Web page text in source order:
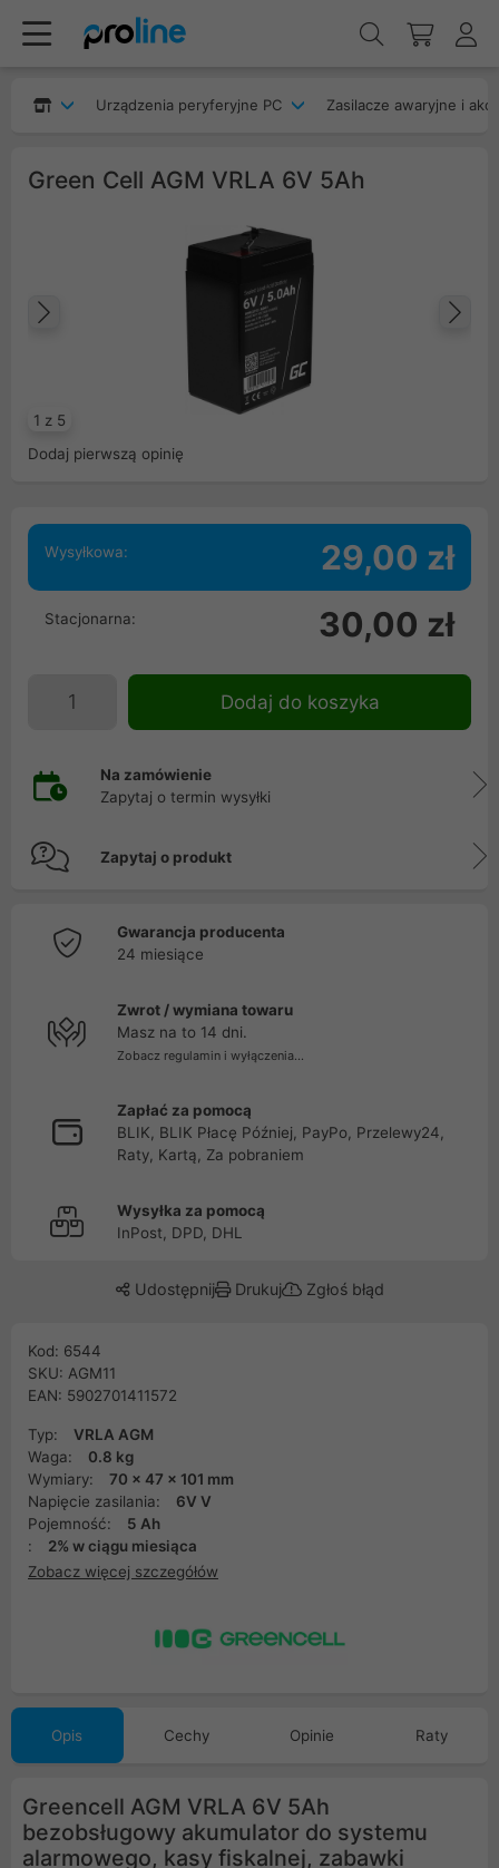
Urządzenia peryferyjne PC Zasilacze awaryjne i
Green Cell AGM VRLA 6V 5Ah
1 z 5
Poprzedni
Dodaj pierwszą opinię
Wysyłkowa: 29,00 zł
Stacjonarna: 30,00 zł
Dodaj do koszyka
Na zamówienie
Zapytaj o termin wysyłki
Zapytaj o produkt
Gwarancja producenta
24 miesiące
Zwrot / wymiana towaru
Masz na to 14 dni.
Zobacz regulamin i wyłączenia...
Zapłać za pomocą
BLIK, BLIK Płacę Później, PayPo, Przelewy24,
Raty, Kartą, Za pobraniem
Wysyłka za pomocą
InPost, DPD, DHL
Udostępnij Drukuj Zgłoś błąd
Kod: 6544
SKU: AGM11
EAN: 5902701411572
Typ:
VRLA AGM
Waga:
0.8 kg
Wymiary:
70 x 47 x 101 mm
Napięcie zasilania:
6V V
Pojemność:
5 Ah
:
2% w ciągu miesiąca
Zobacz więcej szczegółów
Opis Cechy Opinie Raty
Greencell AGM VRLA 6V 5Ah
bezobsługowy akumulator do systemu
alarmowego, kasy fiskalnej, zabawki